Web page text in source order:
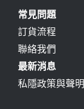
常見問題
訂貨流程
聯絡我們
最新消息
私隱政策與聲明